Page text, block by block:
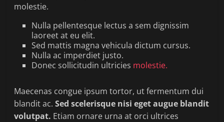
molestie.
Nulla pellentesque lectus a sem dignissim
laoreet at eu elit.
Sed mattis magna vehicula dictum cursus.
Nulla ac imperdiet justo.
Donec sollicitudin ultricies molestie.
Maecenas congue ipsum tortor, ut fermentum dui
blandit ac.Sed scelerisque nisi eget augue blandit
volutpat. Etiam ornare urna at orci ultrices